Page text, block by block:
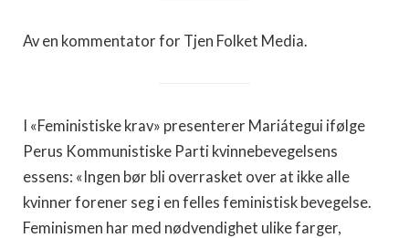
Av en kommentator for Tjen Folket Media.
I «Feministiske krav» presenterer Mariátegui ifølge
Perus Kommunistiske Parti kvinnebevegelsens
essens: «Ingen bør bli overrasket over at ikke alle
kvinner forener seg i en felles feministisk bevegelse.
Feminismen har med nødvendighet ulike farger,